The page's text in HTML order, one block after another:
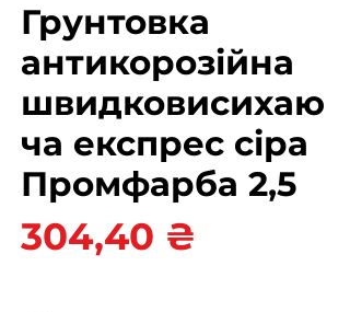
Грунтовка
антикорозійна
швидковисихаю
ча експрес сіра
Промфарба 2,5
304,40 ₴